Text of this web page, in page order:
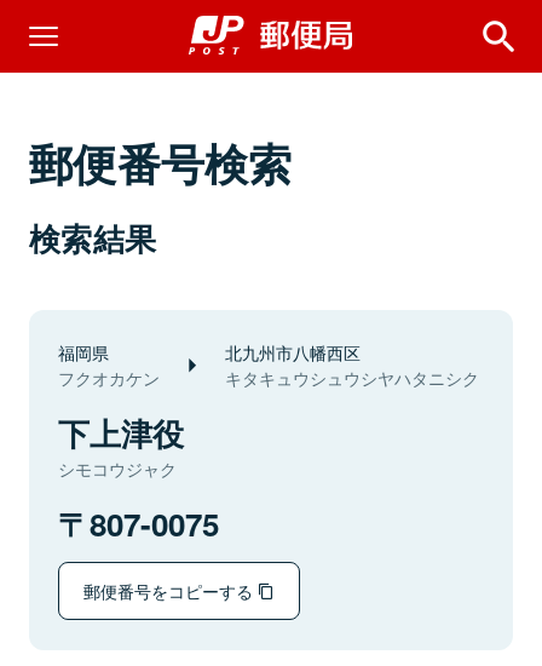
郵便番号検索
検索結果
福岡県
フクオカケン
北九州市八幡西区
キタキュウシュウシヤハタニシク
下上津役
シモコウジャク
807-0075
郵便番号をコピーする